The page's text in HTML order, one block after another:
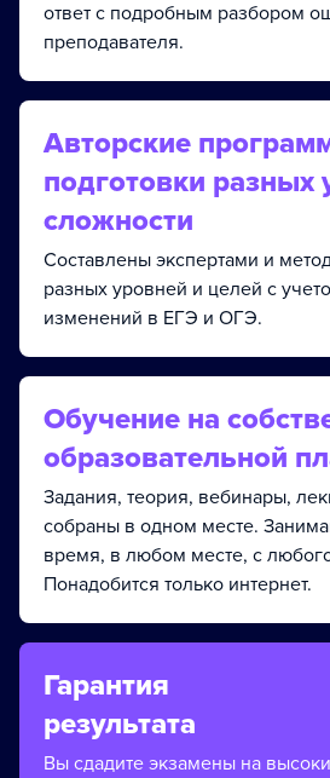
ответ с подробным разбором
преподавателя.
Авторские
подготовки разных
сложности
Составлены экспертами и
разных уровней и целей с
изменений в ЕГЭ и ОГЭ.
Обучение на
образовательной
Задания, теория, вебинары,
собраны в одном месте.
время, в любом месте, с любого
Понадобится только интернет.
Гарантия
результата
Вы сдадите экзамены на